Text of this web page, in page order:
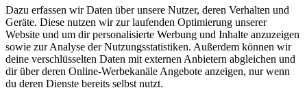
Dazu erfassen wir Daten über unsere Nutzer, deren Verhalten und
Geräte. Diese nutzen wir zur laufenden Optimierung unserer
Website und um dir personalisierte Werbung und Inhalte anzuzeigen
sowie zur Analyse der Nutzungsstatistiken. Außerdem können wir
deine verschlüsselten Daten mit externen Anbietern abgleichen und
dir über deren Online-Werbekanäle Angebote anzeigen, nur wenn
du deren Dienste bereits selbst nutzt.